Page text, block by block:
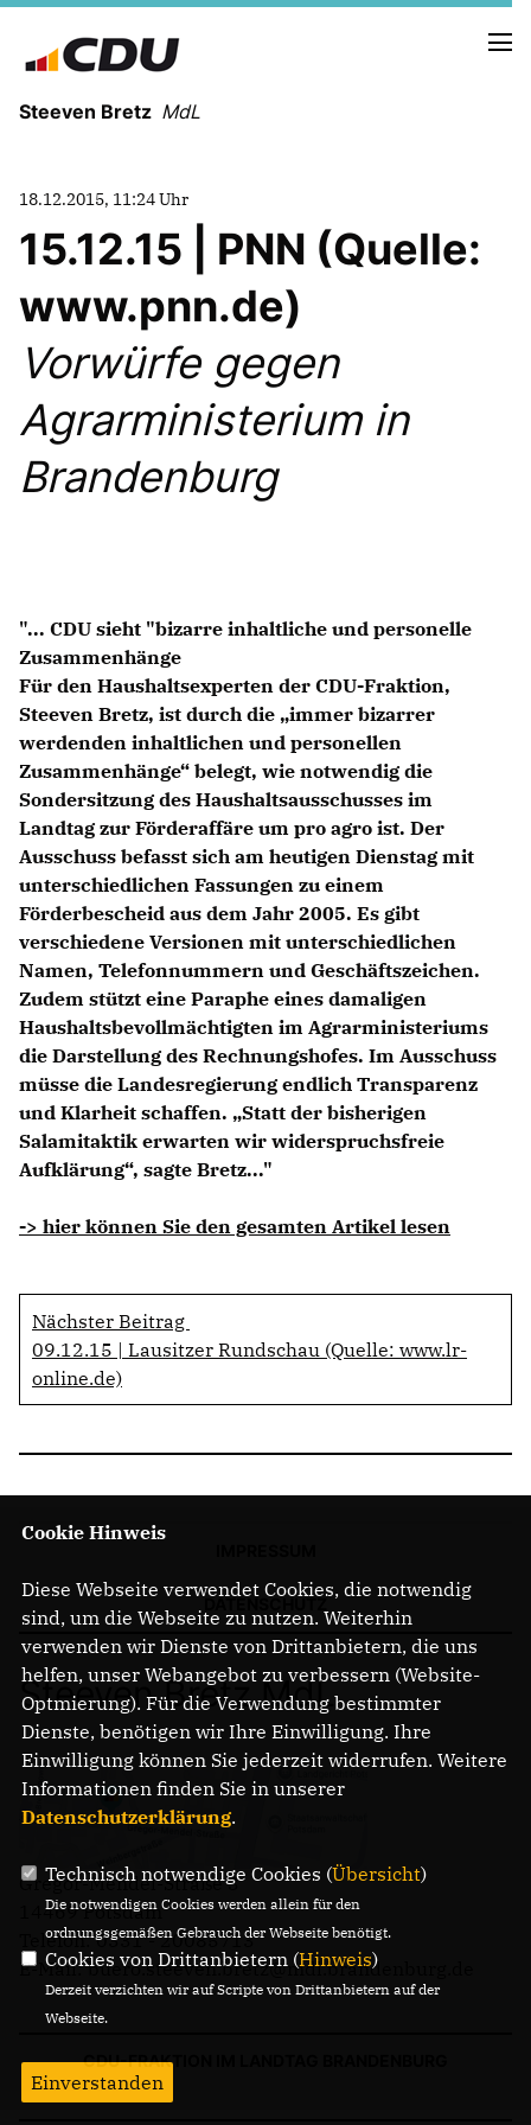
Steeven Bretz MdL
VITA
WAHLKREISBESUCHE
PRESSEFOTOS
MEIN BÜRGERBÜRO
ZIELE
CDU Fraktion im Brandenburger Landtag
CDU Brandenburg
CDU Potsdam
18.12.2015, 11:24 Uhr
15.12.15 | PNN (Quelle:
www.pnn.de)
Vorwürfe gegen
Agrarministerium in
Brandenburg
"... CDU sieht "bizarre inhaltliche und personelle
Zusammenhänge
Für den Haushaltsexperten der CDU-Fraktion,
Steeven Bretz, ist durch die „immer bizarrer
werdenden inhaltlichen und personellen
Zusammenhänge“ belegt, wie notwendig die
Sondersitzung des Haushaltsausschusses im
Landtag zur Förderaffäre um pro agro ist. Der
Ausschuss befasst sich am heutigen Dienstag mit
unterschiedlichen Fassungen zu einem
Förderbescheid aus dem Jahr 2005. Es gibt
verschiedene Versionen mit unterschiedlichen
Namen, Telefonnummern und Geschäftszeichen.
Zudem stützt eine Paraphe eines damaligen
Haushaltsbevollmächtigten im Agrarministeriums
die Darstellung des Rechnungshofes. Im Ausschuss
müsse die Landesregierung endlich Transparenz
und Klarheit schaffen. „Statt der bisherigen
Salamitaktik erwarten wir widerspruchsfreie
Aufklärung“, sagte Bretz..."
-> hier können Sie den gesamten Artikel lesen
Nächster Beitrag
09.12.15 | Lausitzer Rundschau (Quelle: www.lr-
online.de)
Steeven Bretz MdL
Gregor-Mendel-Straße 3
14469 Potsdam
Telefon: 0331 - 20085713
E-Mail: buero.steeven.bretz@mdl.brandenburg.de
CDU-FRAKTION IM LANDTAG BRANDENBURG
Cookie Hinweis
Diese Webseite verwendet Cookies, die notwendig
sind, um die Webseite zu nutzen. Weiterhin
verwenden wir Dienste von Drittanbietern, die uns
helfen, unser Webangebot zu verbessern (Website-
Optmierung). Für die Verwendung bestimmter
Dienste, benötigen wir Ihre Einwilligung. Ihre
Einwilligung können Sie jederzeit widerrufen. Weitere
Informationen finden Sie in unserer
Datenschutzerklärung.
Technisch notwendige Cookies (Übersicht)
Die notwendigen Cookies werden allein für den
ordnungsgemäßen Gebrauch der Webseite benötigt.
Cookies von Drittanbietern (Hinweis)
Derzeit verzichten wir auf Scripte von Drittanbietern auf der
Webseite.
Einverstanden